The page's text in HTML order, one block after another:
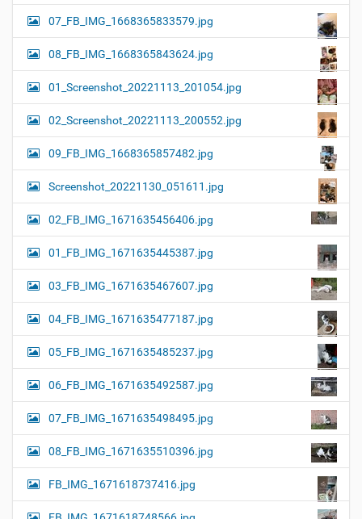
07_FB_IMG_1668365833579.jpg
08_FB_IMG_1668365843624.jpg
01_Screenshot_20221113_201054.jpg
02_Screenshot_20221113_200552.jpg
09_FB_IMG_1668365857482.jpg
Screenshot_20221130_051611.jpg
02_FB_IMG_1671635456406.jpg
01_FB_IMG_1671635445387.jpg
03_FB_IMG_1671635467607.jpg
04_FB_IMG_1671635477187.jpg
05_FB_IMG_1671635485237.jpg
06_FB_IMG_1671635492587.jpg
07_FB_IMG_1671635498495.jpg
08_FB_IMG_1671635510396.jpg
FB_IMG_1671618737416.jpg